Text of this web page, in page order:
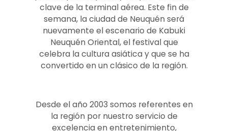
clave de la terminal aérea. Este fin de
semana, la ciudad de Neuquén será
nuevamente el escenario de Kabuki
Neuquén Oriental, el festival que
celebra la cultura asiática y que se ha
convertido en un clásico de la región.
Desde el año 2003 somos referentes en
la región por nuestro servicio de
excelencia en entretenimiento,